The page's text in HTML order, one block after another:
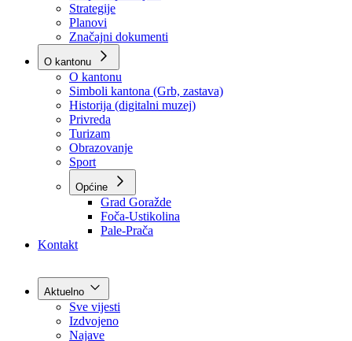
Poslovnik
Program rada Vlade
Ekspoze premijera
Strategije
Planovi
Značajni dokumenti
O kantonu
O kantonu
Simboli kantona (Grb, zastava)
Historija (digitalni muzej)
Privreda
Turizam
Obrazovanje
Sport
Općine
Kontakt
Aktuelno